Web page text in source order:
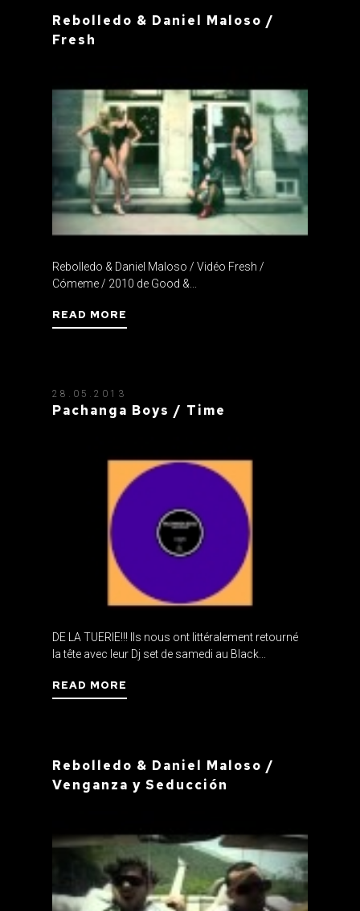
Rebolledo & Daniel Maloso /
Fresh
Rebolledo & Daniel Maloso / Vidéo Fresh /
Cómeme / 2010 de Good &...
READ MORE
28.05.2013
Pachanga Boys / Time
DE LA TUERIE!!! Ils nous ont littéralement retourné
la tête avec leur Dj set de samedi au Black...
READ MORE
Rebolledo & Daniel Maloso /
Venganza y Seducción